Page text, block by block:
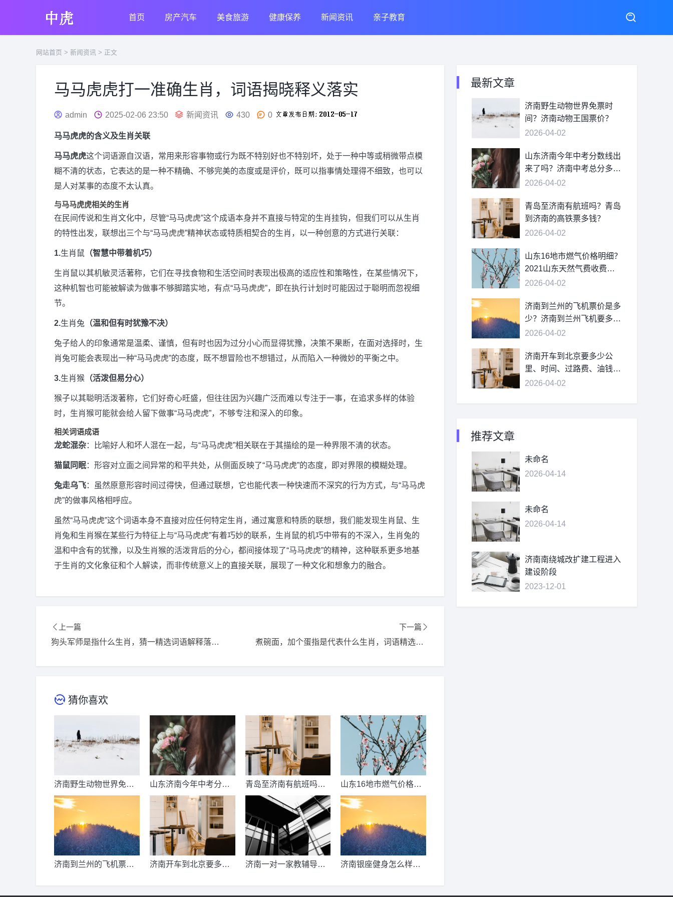
首页 房产汽车 美食旅游 健康保养 新闻资讯 亲子教育
网站首页 > 新闻资讯 > 正文
马马虎虎打一准确生肖，词语揭晓释义落实
admin 2025-02-06 23:50 新闻资讯 430 0
马马虎虎的含义及生肖关联
马马虎虎这个词语源自汉语，常用来形容事物或行为既不特别好也不特别坏，处于一种中等或稍微带点模
糊不清的状态，它表达的是一种不精确、不够完美的态度或是评价，既可以指事情处理得不细致，也可以
是人对某事的态度不太认真。
与马马虎虎相关的生肖
在民间传说和生肖文化中，尽管“马马虎虎”这个成语本身并不直接与特定的生肖挂钩，但我们可以从生肖
的特性出发，联想出三个与“马马虎虎”精神状态或特质相契合的生肖，以一种创意的方式进行关联：
1.生肖鼠 （智慧中带着机巧）
生肖鼠以其机敏灵活著称，它们在寻找食物和生活空间时表现出极高的适应性和策略性，在某些情况下，
这种机智也可能被解读为做事不够脚踏实地，有点“马马虎虎”，即在执行计划时可能因过于聪明而忽视细
节。
2.生肖兔 （温和但有时犹豫不决）
兔子给人的印象通常是温柔、谨慎，但有时也因为过分小心而显得犹豫，决策不果断，在面对选择时，生
肖兔可能会表现出一种“马马虎虎”的态度，既不想冒险也不想错过，从而陷入一种微妙的平衡之中。
3.生肖猴 （活泼但易分心）
猴子以其聪明活泼著称，它们好奇心旺盛，但往往因为兴趣广泛而难以专注于一事，在追求多样的体验
时，生肖猴可能就会给人留下做事“马马虎虎”，不够专注和深入的印象。
相关词语成语
龙蛇混杂：比喻好人和坏人混在一起，与“马马虎虎”相关联在于其描绘的是一种界限不清的状态。
猫鼠同眠：形容对立面之间异常的和平共处，从侧面反映了“马马虎虎”的态度，即对界限的模糊处理。
兔走乌飞：虽然原意形容时间过得快，但通过联想，它也能代表一种快速而不深究的行为方式，与“马马虎
虎”的做事风格相呼应。
虽然“马马虎虎”这个词语本身不直接对应任何特定生肖，通过寓意和特质的联想，我们能发现生肖鼠、生
肖兔和生肖猴在某些行为特征上与“马马虎虎”有着巧妙的联系，生肖鼠的机巧中带有的不深入，生肖兔的
温和中含有的犹豫，以及生肖猴的活泼背后的分心，都间接体现了“马马虎虎”的精神，这种联系更多地基
于生肖的文化象征和个人解读，而非传统意义上的直接关联，展现了一种文化和想象力的融合。
上一篇
狗头军师是指什么生肖，猜一精选词语解释落实释义
下一篇
煮碗面，加个蛋指是代表什么生肖，词语精选释义解释
猜你喜欢
济南野生动物世界免票
时间？济南动物王国票
山东济南今年中考分数
线出来了吗？济南中考
总分多少？
青岛至济南有航班吗？
青岛到济南的高铁票多
钱？
山东16地市燃气价格明
细？2021山东天然气费
收费标准？
济南到兰州的飞机票价
机要多久？
济南开车到北京要多少
油钱？济南到北京多少
济南一对一家教辅导收
济南银座健身怎么样，
啊？济南哪里有练瑜
最新文章
济南野生动物世界免票时
间？济南动物王国票价？
2026-04-02
山东济南今年中考分数线出
来了吗？济南中考总分多
少？
2026-04-02
青岛至济南有航班吗？青岛
到济南的高铁票多钱？
2026-04-02
山东16地市燃气价格明细？
2021山东天然气费收费标
准？
2026-04-02
济南到兰州的飞机票价是多
少？济南到兰州飞机要多
久？
2026-04-02
济南开车到北京要多少公
里、时间、过路费、油钱？
济南到北京多少公里？
2026-04-02
推荐文章
未命名
2026-04-14
未命名
2026-04-14
济南南绕城改扩建工程进入
建设阶段
2023-12-01